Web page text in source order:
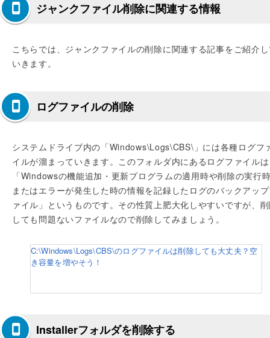
ジャンクファイル削除に関連する情報
こちらでは、ジャンクファイルの削除に関連する記事をご紹介
いきます。
ログファイルの削除
システムドライブ内の「Windows\Logs\CBS\」には各種ログフ
イルが溜まっていきます。このフォルダ内にあるログファイルは
「Windowsの機能追加・更新プログラムの適用時や削除の実行
またはエラーが発生した時の情報を記録したログのバックアッ
ァイル」というものです。その性質上肥大化しやすいですが、
しても問題ないファイルなので削除してみましょう。
C:\Windows\Logs\CBS\のログファイルは削除しても大丈夫？空
き容量を増やそう！
Installerフォルダを削除する